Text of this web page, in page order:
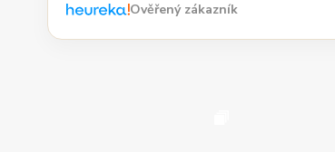
Ověřený zákazník